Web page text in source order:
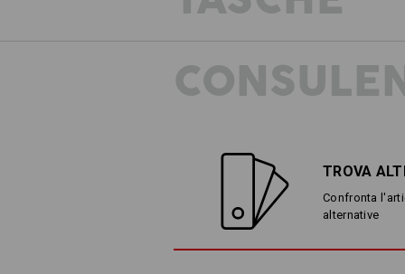
TROVA
Confronta
alternative